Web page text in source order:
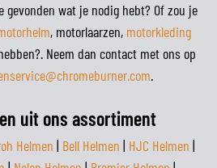
gevonden wat je nodig hebt? Of zou je
, motorlaarzen, motorkleding
Neem dan contact met ons op
.
uit ons assortiment
Helmen | Bell Helmen | HJC Helmen |